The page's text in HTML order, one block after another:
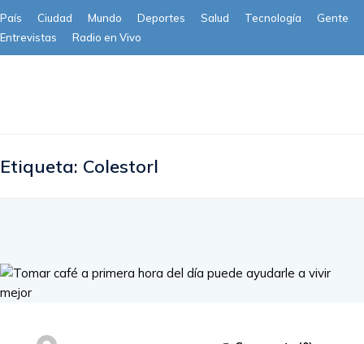
País Ciudad Mundo Deportes Salud Tecnología
Gente
Entrevistas
Radio en Vivo
Etiqueta: Colestorl